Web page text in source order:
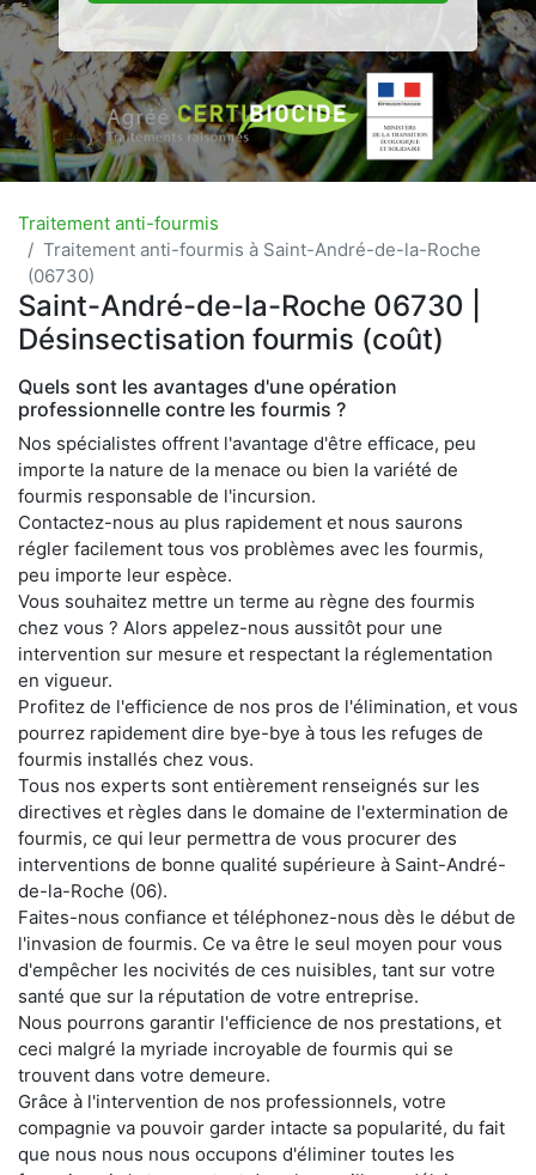
Traitement anti-fourmis
Traitement anti-fourmis à Saint-André-de-la-Roche
(06730)
Saint-André-de-la-Roche 06730 |
Désinsectisation fourmis (coût)
Quels sont les avantages d'une opération
professionnelle contre les fourmis ?
Nos spécialistes offrent l'avantage d'être efficace, peu
importe la nature de la menace ou bien la variété de
fourmis responsable de l'incursion.
Contactez-nous au plus rapidement et nous saurons
régler facilement tous vos problèmes avec les fourmis,
peu importe leur espèce.
Vous souhaitez mettre un terme au règne des fourmis
chez vous ? Alors appelez-nous aussitôt pour une
intervention sur mesure et respectant la réglementation
en vigueur.
Profitez de l'efficience de nos pros de l'élimination, et vous
pourrez rapidement dire bye-bye à tous les refuges de
fourmis installés chez vous.
Tous nos experts sont entièrement renseignés sur les
directives et règles dans le domaine de l'extermination de
fourmis, ce qui leur permettra de vous procurer des
interventions de bonne qualité supérieure à Saint-André-
de-la-Roche (06).
Faites-nous confiance et téléphonez-nous dès le début de
l'invasion de fourmis. Ce va être le seul moyen pour vous
d'empêcher les nocivités de ces nuisibles, tant sur votre
santé que sur la réputation de votre entreprise.
Nous pourrons garantir l'efficience de nos prestations, et
ceci malgré la myriade incroyable de fourmis qui se
trouvent dans votre demeure.
Grâce à l'intervention de nos professionnels, votre
compagnie va pouvoir garder intacte sa popularité, du fait
que nous nous nous occupons d'éliminer toutes les